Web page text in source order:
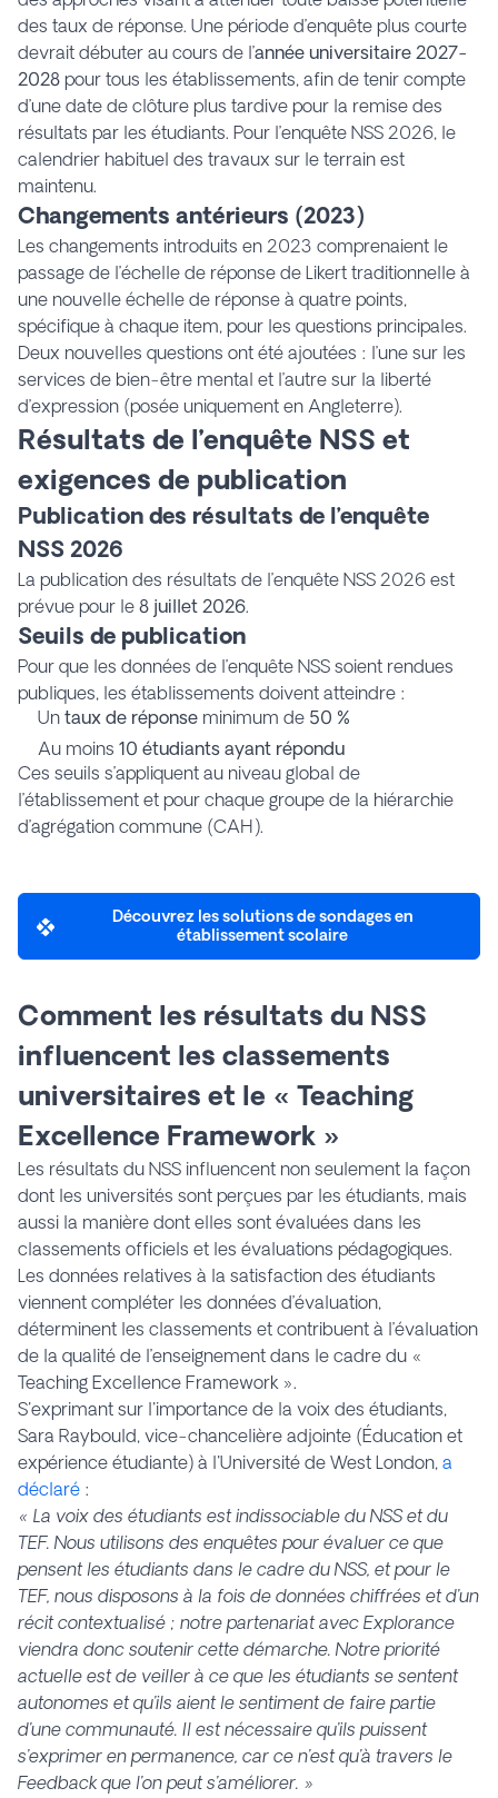
des taux de réponse. Une période d’enquête plus courte
devrait débuter au cours de l’année universitaire 2027-
2028 pour tous les établissements, afin de tenir compte
d’une date de clôture plus tardive pour la remise des
résultats par les étudiants. Pour l’enquête NSS 2026, le
calendrier habituel des travaux sur le terrain est
maintenu.
Changements antérieurs (2023)
Les changements introduits en 2023 comprenaient le
passage de l’échelle de réponse de Likert traditionnelle à
une nouvelle échelle de réponse à quatre points,
spécifique à chaque item, pour les questions principales.
Deux nouvelles questions ont été ajoutées : l’une sur les
services de bien-être mental et l’autre sur la liberté
d’expression (posée uniquement en Angleterre).
Résultats de l’enquête NSS et
exigences de publication
Publication des résultats de l’enquête
NSS 2026
La publication des résultats de l’enquête NSS 2026 est
prévue pour le 8 juillet 2026.
Seuils de publication
Pour que les données de l’enquête NSS soient rendues
publiques, les établissements doivent atteindre :
Un taux de réponse minimum de 50 %
Au moins 10 étudiants ayant répondu
Ces seuils s’appliquent au niveau global de
l’établissement et pour chaque groupe de la hiérarchie
d’agrégation commune (CAH).
Découvrez les solutions de sondages en
établissement scolaire
Comment les résultats du NSS
influencent les classements
universitaires et le « Teaching
Excellence Framework »
Les résultats du NSS influencent non seulement la façon
dont les universités sont perçues par les étudiants, mais
aussi la manière dont elles sont évaluées dans les
classements officiels et les évaluations pédagogiques.
Les données relatives à la satisfaction des étudiants
viennent compléter les données d’évaluation,
déterminent les classements et contribuent à l’évaluation
de la qualité de l’enseignement dans le cadre du «
Teaching Excellence Framework ».
S'exprimant sur l'importance de la voix des étudiants,
Sara Raybould, vice-chancelière adjointe (Éducation et
expérience étudiante) à l'Université de West London, a
déclaré :
« La voix des étudiants est indissociable du NSS et du
TEF. Nous utilisons des enquêtes pour évaluer ce que
pensent les étudiants dans le cadre du NSS, et pour le
TEF, nous disposons à la fois de données chiffrées et d’un
récit contextualisé ; notre partenariat avec Explorance
viendra donc soutenir cette démarche. Notre priorité
actuelle est de veiller à ce que les étudiants se sentent
autonomes et qu’ils aient le sentiment de faire partie
d’une communauté. Il est nécessaire qu’ils puissent
s’exprimer en permanence, car ce n’est qu’à travers le
Feedback que l’on peut s’améliorer. »